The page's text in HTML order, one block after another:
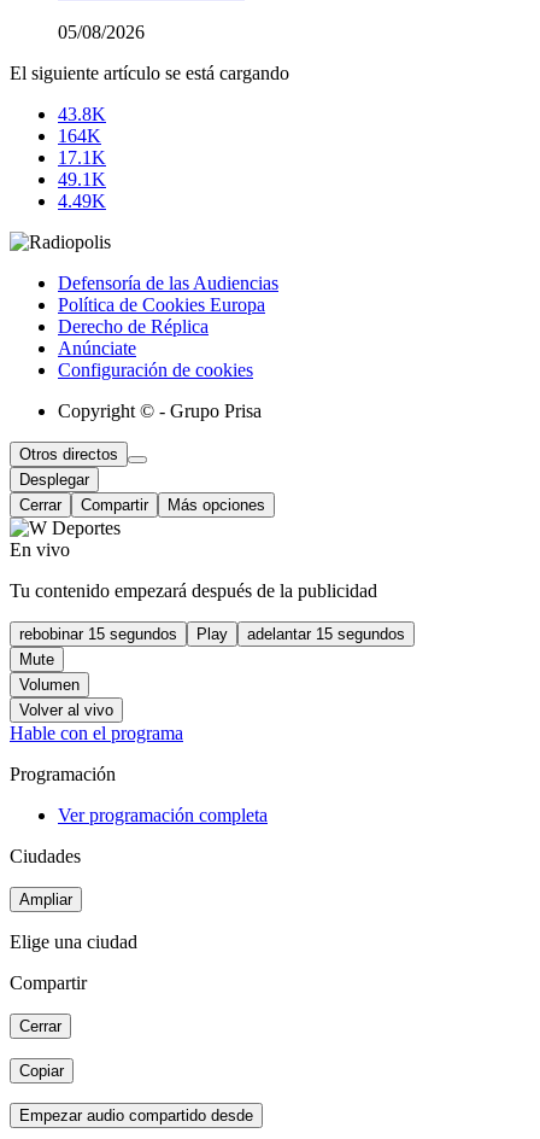
05/08/2026
El siguiente artículo se está cargando
43.8K
164K
17.1K
49.1K
4.49K
Defensoría de las Audiencias
Política de Cookies Europa
Derecho de Réplica
Anúnciate
Configuración de cookies
Copyright © - Grupo Prisa
Otros directos
Desplegar
Cerrar
Compartir Más opciones
En vivo
Tu contenido empezará después de la publicidad
rebobinar 15 segundos Play
adelantar 15 segundos
Mute
Volumen
Volver al vivo
Hable con el programa
Programación
Ver programación completa
Ciudades
Ampliar
Elige una ciudad
Compartir
Cerrar
Copiar
Empezar audio compartido desde